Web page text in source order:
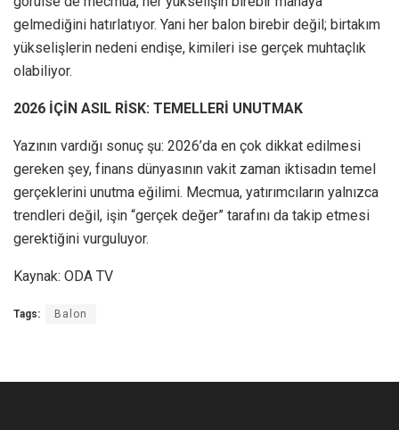
gelmediğini hatırlatıyor. Yani her balon birebir değil; birtakım
yükselişlerin nedeni endişe, kimileri ise gerçek muhtaçlık
olabiliyor.
2026 İÇİN ASIL RİSK: TEMELLERİ UNUTMAK
Yazının vardığı sonuç şu: 2026’da en çok dikkat edilmesi
gereken şey, finans dünyasının vakit zaman iktisadın temel
gerçeklerini unutma eğilimi. Mecmua, yatırımcıların yalnızca
trendleri değil, işin “gerçek değer” tarafını da takip etmesi
gerektiğini vurguluyor.
Kaynak: ODA TV
Tags: Balon